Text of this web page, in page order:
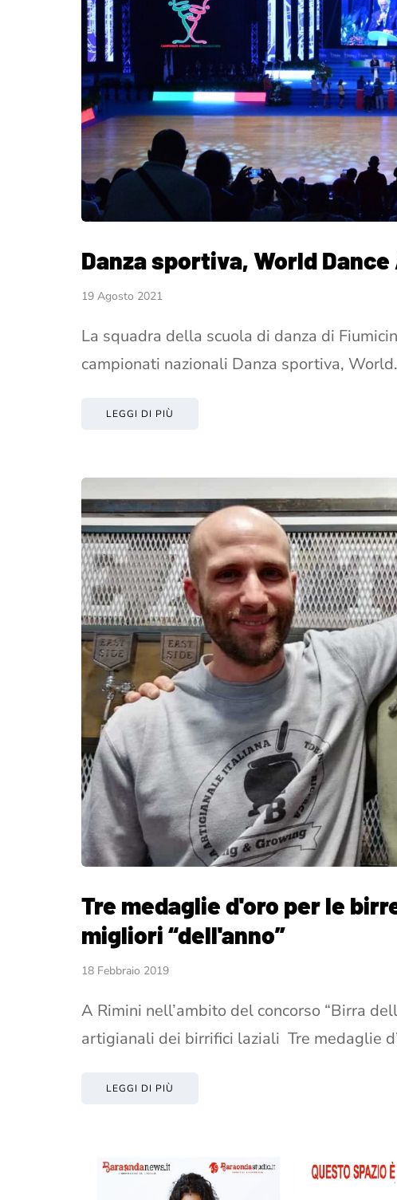
Danza sportiva, World
19 Agosto 2021
La squadra della scuola di danza di
campionati nazionali Danza sportiva,
LEGGI DI PIÙ
Tre medaglie d'oro per le
migliori “dell'anno”
18 Febbraio 2019
A Rimini nell’ambito del concorso “Birra
artigianali dei birrifici laziali Tre medaglie
LEGGI DI PIÙ